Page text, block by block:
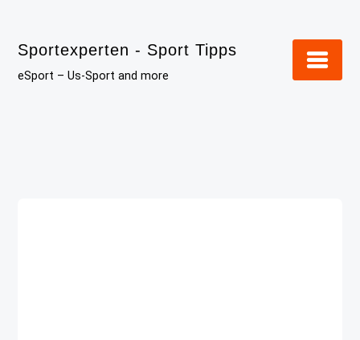
content
Sportexperten - Sport Tipps
eSport – Us-Sport and more